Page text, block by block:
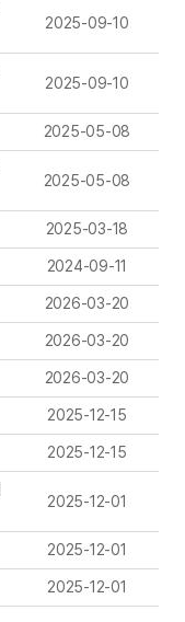
2025-09-10
2025-09-10
2025-05-08
2025-05-08
2025-03-18
2024-09-11
2026-03-20
2026-03-20
2026-03-20
2025-12-15
2025-12-15
2025-12-01
2025-12-01
2025-12-01